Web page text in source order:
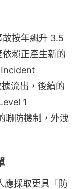
故按年飆升 3.5
賴正產生新的
Incident
流出，後續的
1
聯防機制，外洩
應採取更具「防